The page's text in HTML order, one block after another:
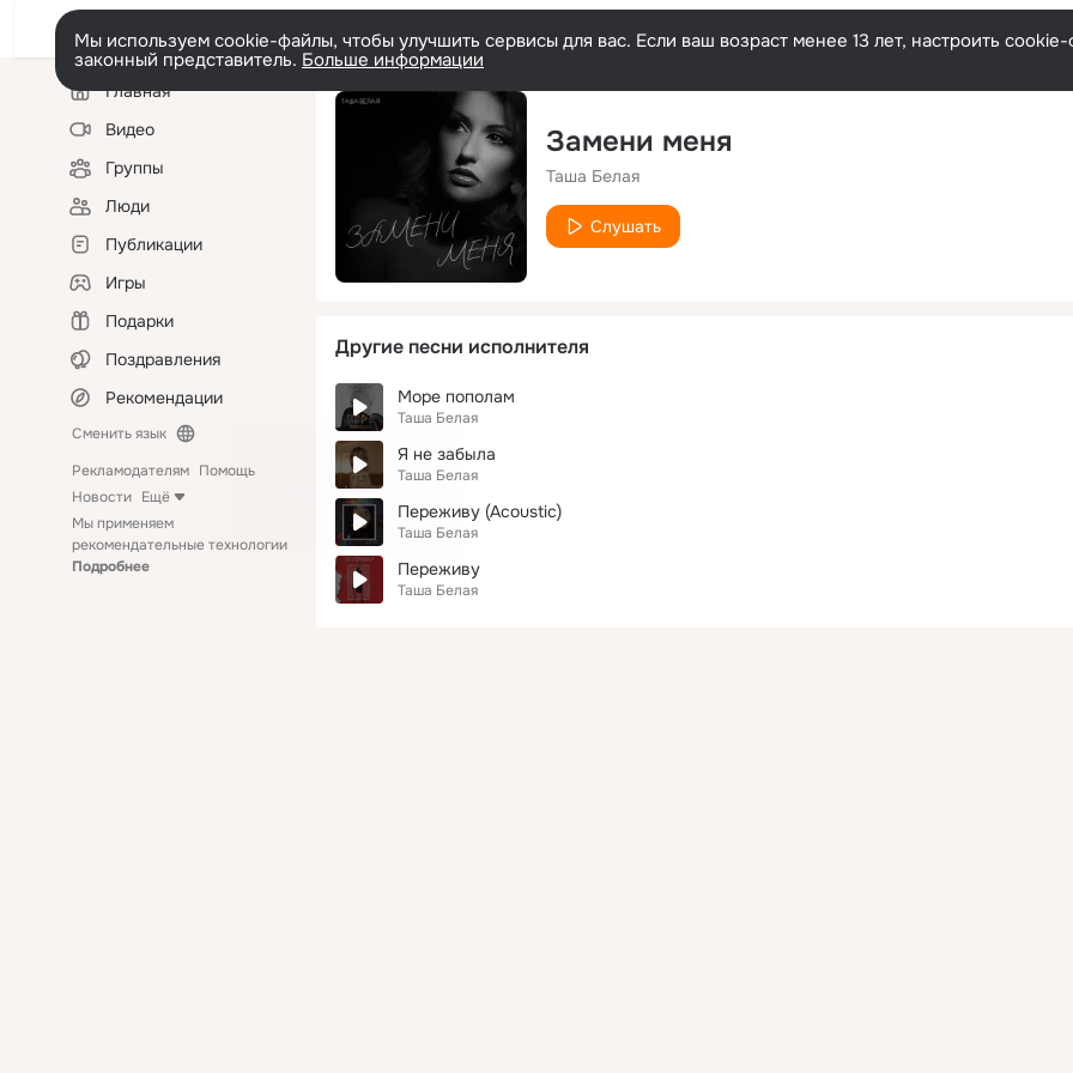
Мы используем cookie-файлы, чтобы улучшить сервисы для вас. Если ваш возраст менее 13 лет, настроить
законный представитель. Больше информации
Левая
колонкаГлавная
Видео
Группы
Люди
Публикации
Игры
Подарки
Поздравления
Рекомендации
Сменить язык
Рекламодателям Помощь
Новости Ещё
Мы применяем
рекомендательные технологии
Подробнее
Замени меня
Таша Белая
Слушать
Другие песни исполнителя
Море пополам
Таша Белая
Я не забыла
Таша Белая
Переживу (Acoustic)
Таша Белая
Переживу
Таша Белая